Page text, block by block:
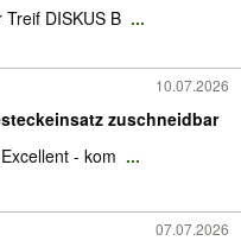
DISKUS B ...
10.07.2026
zuschneidbar
- kom ...
07.07.2026